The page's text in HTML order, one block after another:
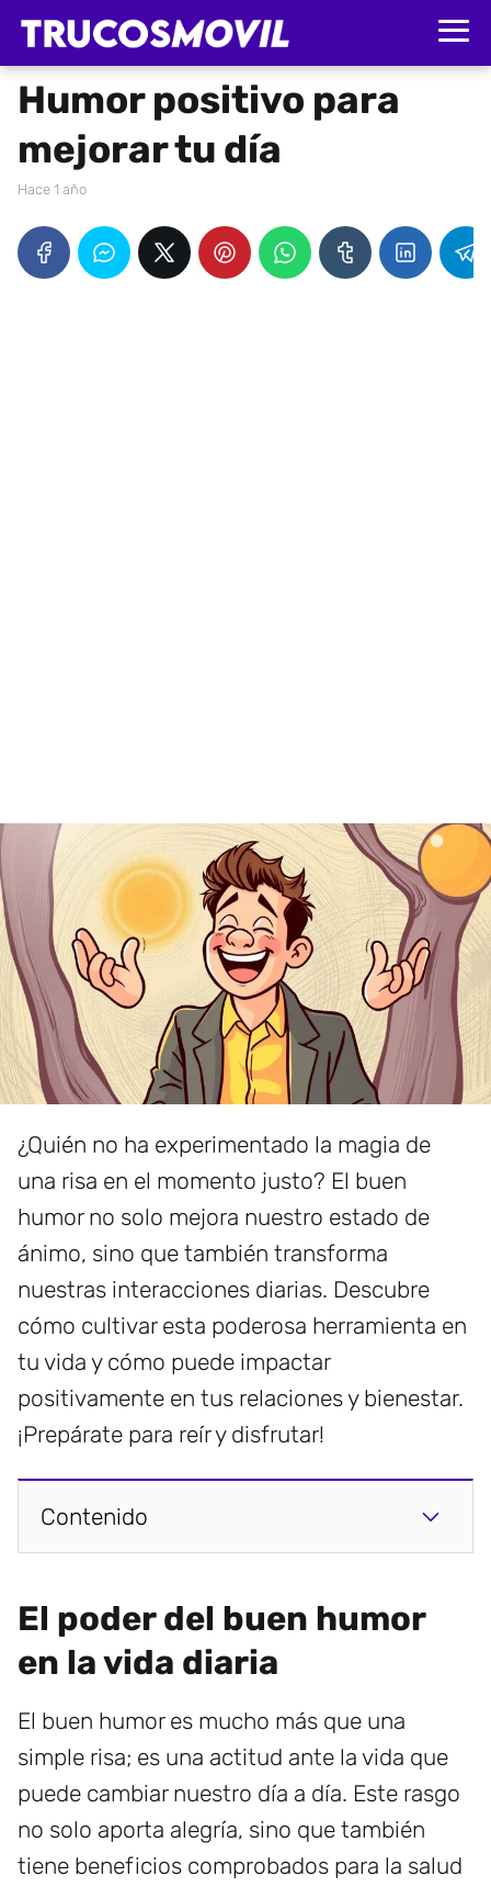
Humor positivo para
mejorar tu día
hace 1 año
¿Quién no ha experimentado la magia de
una risa en el momento justo? El buen
humor no solo mejora nuestro estado de
ánimo, sino que también transforma
nuestras interacciones diarias. Descubre
cómo cultivar esta poderosa herramienta en
tu vida y cómo puede impactar
positivamente en tus relaciones y bienestar.
¡Prepárate para reír y disfrutar!
Contenido
El poder del buen humor
en la vida diaria
El buen humor es mucho más que una
simple risa; es una actitud ante la vida que
puede cambiar nuestro día a día. Este rasgo
no solo aporta alegría, sino que también
tiene beneficios comprobados para la salud